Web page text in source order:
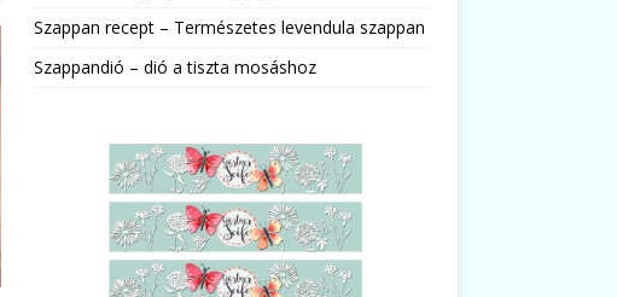
Szappan recept – Természetes levendula szappan
Szappandió – dió a tiszta mosáshoz